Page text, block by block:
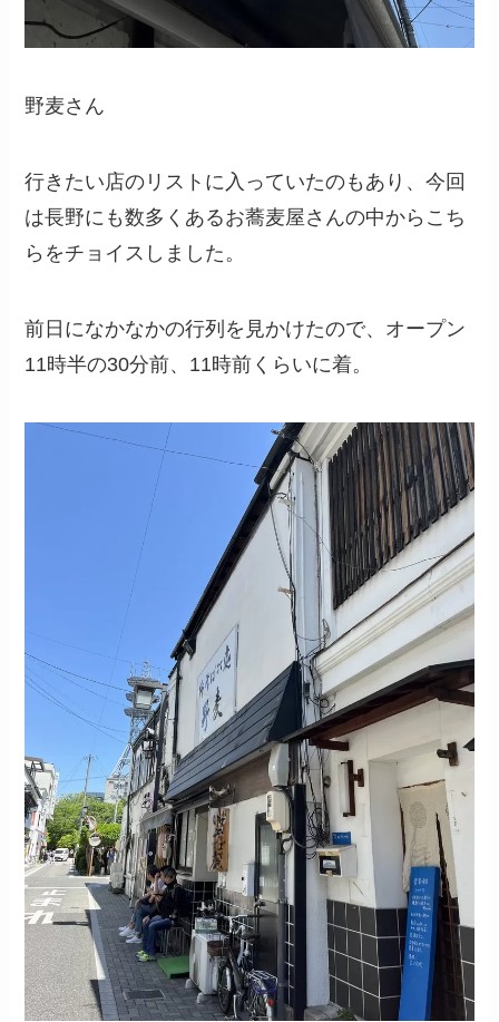
野麦さん
行きたい店のリストに入っていたのもあり、今回
は長野にも数多くあるお蕎麦屋さんの中からこち
らをチョイスしました。
前日になかなかの行列を見かけたので、オープン
11時半の30分前、11時前くらいに着。